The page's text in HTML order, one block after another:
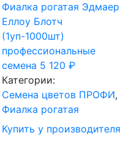
Фиалка рогатая Эдмаер
Еллоу Блотч
(1уп-1000шт)
профессиональные
семена 5 120₽
Категории:
Cемена цветов ПРОФИ,
Фиалка рогатая
Купить у производителя